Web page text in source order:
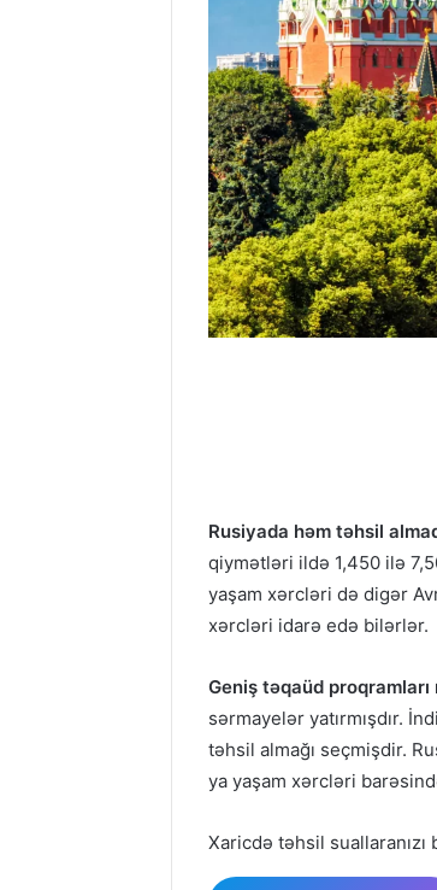
Rusiyada həm təhsil
qiymətləri ildə 1,450 ilə
yaşam xərcləri də digər
xərcləri idarə edə bilərlər.
Geniş təqaüd
sərmayelər yatırmışdır.
təhsil almağı seçmişdir.
ya yaşam xərcləri
Xaricdə təhsil